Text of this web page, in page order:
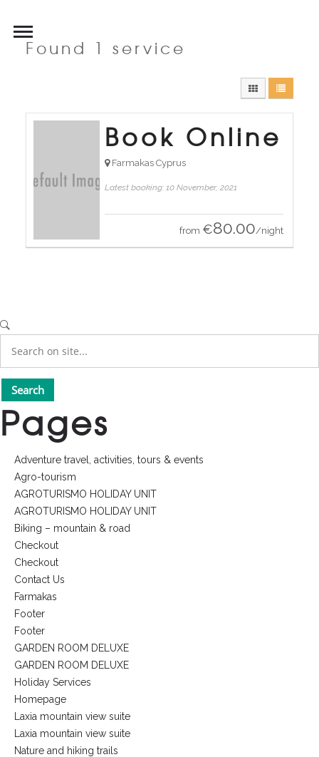
Found 1 service
Book Online
Farmakas Cyprus
Latest booking: 10 November, 2021
from €80.00/night
Pages
Adventure travel, activities, tours & events
Agro-tourism
AGROTURISMO HOLIDAY UNIT
AGROTURISMO HOLIDAY UNIT
Biking – mountain & road
Checkout
Checkout
Contact Us
Farmakas
Footer
Footer
GARDEN ROOM DELUXE
GARDEN ROOM DELUXE
Holiday Services
Homepage
Laxia mountain view suite
Laxia mountain view suite
Nature and hiking trails